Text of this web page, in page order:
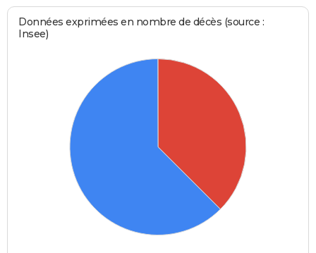
Données exprimées en nombre de décès (source :
Insee)